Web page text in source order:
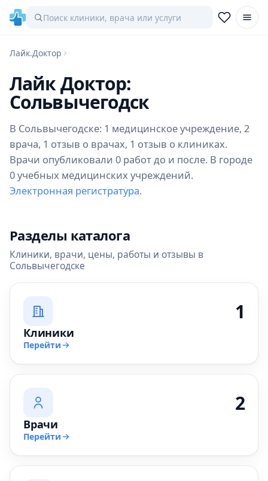
Лайк.Доктор
Лайк Доктор:
Сольвычегодск
В Сольвычегодске: 1 медицинское учреждение, 2
врача, 1 отзыв о врачах, 1 отзыв о клиниках.
Врачи опубликовали 0 работ до и после. В городе
0 учебных медицинских учреждений.
Электронная регистратура.
Разделы каталога
Клиники, врачи, цены, работы и отзывы в
Сольвычегодске
1
Клиники
Перейти
2
Врачи
Перейти